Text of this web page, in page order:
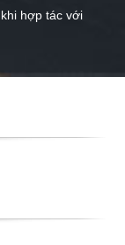
hợp tác với